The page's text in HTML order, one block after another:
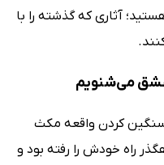
آثاری که گذشته را با
عشق می‌شنویم
سنگین کردن واقعه مکث
راه خودش را رفته بود و